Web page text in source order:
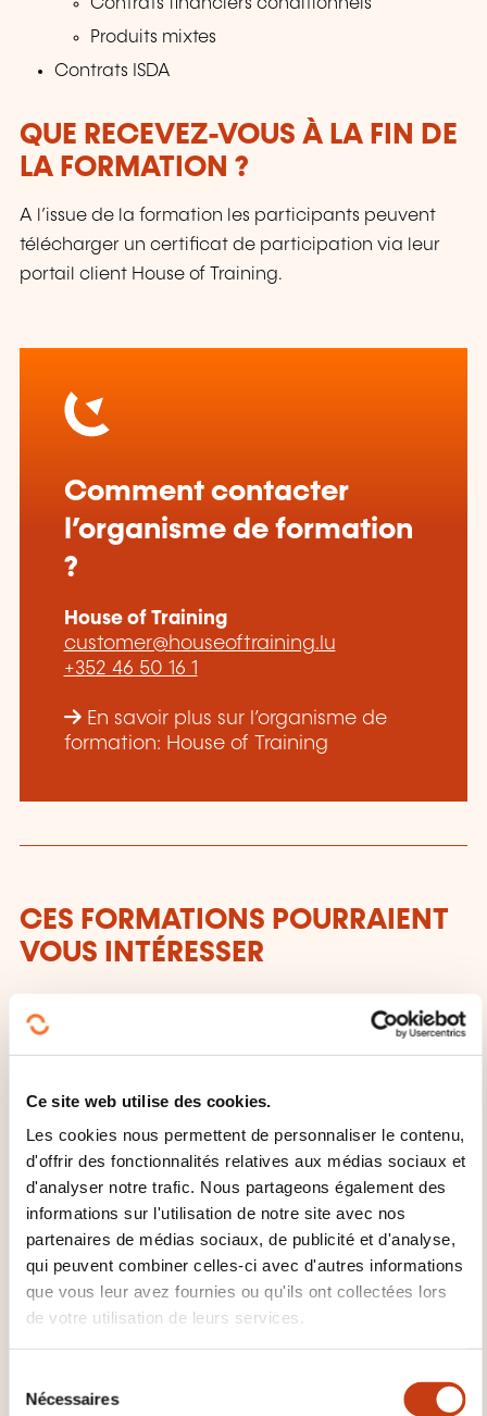
Ce site web utilise des cookies.
Les cookies nous permettent de personnaliser le contenu,
d'offrir des fonctionnalités relatives aux médias sociaux et
d'analyser notre trafic. Nous partageons également des
informations sur l'utilisation de notre site avec nos
partenaires de médias sociaux, de publicité et d'analyse,
qui peuvent combiner celles-ci avec d'autres informations
que vous leur avez fournies ou qu'ils ont collectées lors
de votre utilisation de leurs services.
Nécessaires
Produits mixtes
Contrats ISDA
QUE RECEVEZ-VOUS À LA FIN DE
LA FORMATION ?
A l’issue de la formation les participants peuvent
télécharger un certificat de participation via leur
portail client House of Training.
Comment contacter
l’organisme de formation
?
House of Training
customer@houseoftraining.lu
+352 46 50 16 1
En savoir plus sur l’organisme de
formation: House of Training
CES FORMATIONS POURRAIENT
VOUS INTÉRESSER
Activité bancaire au
Luxembourg
Banque assurance - Banque -
21.09.2026